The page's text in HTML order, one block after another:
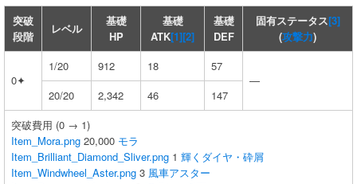
突破
段階
レベル
基礎
HP
基礎
ATK[1][2]
基礎
DEF
固有ステータス[3]
(攻撃力)
0✦
1/20 912 18
57
—
20/20
2,342 46
147
突破費用 (0 → 1)
Item_Mora.png 20,000 モラ
Item_Brilliant_Diamond_Sliver.png 1 輝くダイヤ・砕屑
Item_Windwheel_Aster.png 3 風車アスター